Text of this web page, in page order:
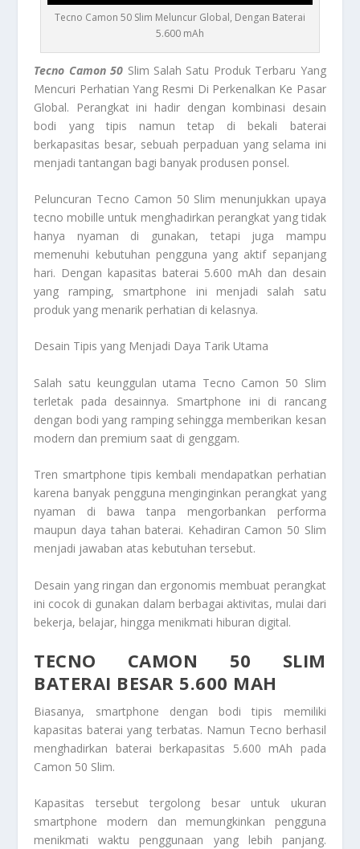
Tecno Camon 50 Slim Meluncur Global, Dengan Baterai
5.600 mAh
Tecno Camon 50 Slim Salah Satu Produk Terbaru Yang
Mencuri Perhatian Yang Resmi Di Perkenalkan Ke Pasar
Global. Perangkat ini hadir dengan kombinasi desain
bodi yang tipis namun tetap di bekali baterai
berkapasitas besar, sebuah perpaduan yang selama ini
menjadi tantangan bagi banyak produsen ponsel.
Peluncuran Tecno Camon 50 Slim menunjukkan upaya
tecno mobille untuk menghadirkan perangkat yang tidak
hanya nyaman di gunakan, tetapi juga mampu
memenuhi kebutuhan pengguna yang aktif sepanjang
hari. Dengan kapasitas baterai 5.600 mAh dan desain
yang ramping, smartphone ini menjadi salah satu
produk yang menarik perhatian di kelasnya.
Desain Tipis yang Menjadi Daya Tarik Utama
Salah satu keunggulan utama Tecno Camon 50 Slim
terletak pada desainnya. Smartphone ini di rancang
dengan bodi yang ramping sehingga memberikan kesan
modern dan premium saat di genggam.
Tren smartphone tipis kembali mendapatkan perhatian
karena banyak pengguna menginginkan perangkat yang
nyaman di bawa tanpa mengorbankan performa
maupun daya tahan baterai. Kehadiran Camon 50 Slim
menjadi jawaban atas kebutuhan tersebut.
Desain yang ringan dan ergonomis membuat perangkat
ini cocok di gunakan dalam berbagai aktivitas, mulai dari
bekerja, belajar, hingga menikmati hiburan digital.
TECNO CAMON 50 SLIM
BATERAI BESAR 5.600 MAH
Biasanya, smartphone dengan bodi tipis memiliki
kapasitas baterai yang terbatas. Namun Tecno berhasil
menghadirkan baterai berkapasitas 5.600 mAh pada
Camon 50 Slim.
Kapasitas tersebut tergolong besar untuk ukuran
smartphone modern dan memungkinkan pengguna
menikmati waktu penggunaan yang lebih panjang.